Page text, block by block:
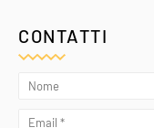
CONTATTI